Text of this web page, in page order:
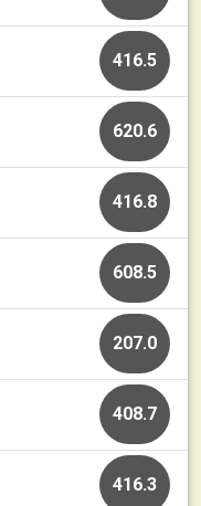
416.5
620.6
416.8
608.5
207.0
408.7
416.3